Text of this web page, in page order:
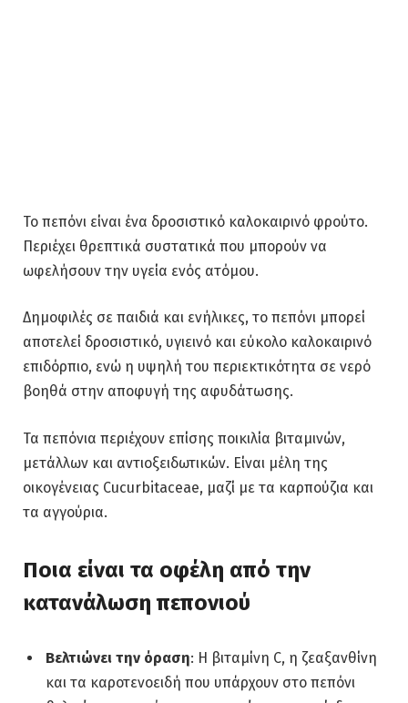
Το πεπόνι είναι ένα δροσιστικό καλοκαιρινό φρούτο.
Περιέχει θρεπτικά συστατικά που μπορούν να
ωφελήσουν την υγεία ενός ατόμου.
Δημοφιλές σε παιδιά και ενήλικες, το πεπόνι μπορεί
αποτελεί δροσιστικό, υγιεινό και εύκολο καλοκαιρινό
επιδόρπιο, ενώ η υψηλή του περιεκτικότητα σε νερό
βοηθά στην αποφυγή της αφυδάτωσης.
Τα πεπόνια περιέχουν επίσης ποικιλία βιταμινών,
μετάλλων και αντιοξειδωτικών. Είναι μέλη της
οικογένειας Cucurbitaceae, μαζί με τα καρπούζια και
τα αγγούρια.
Ποια είναι τα οφέλη από την
κατανάλωση πεπονιού
Βελτιώνει την όραση: Η βιταμίνη C, η ζεαξανθίνη
και τα καροτενοειδή που υπάρχουν στο πεπόνι